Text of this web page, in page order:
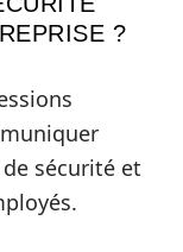
?
sécurité et